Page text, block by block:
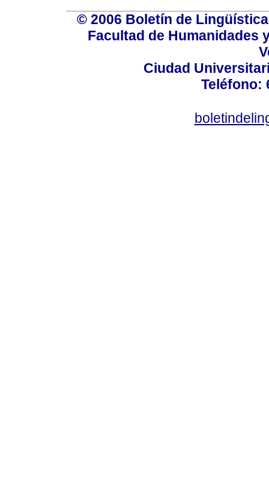
© 2006 Boletín de
Facultad de Humanidades
Ciudad
Teléfono: